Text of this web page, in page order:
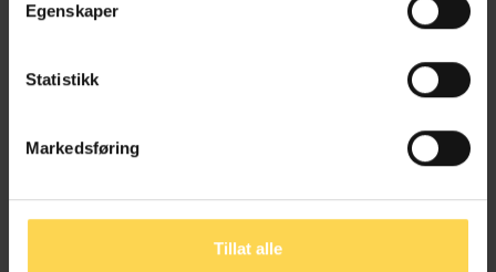
Egenskaper
Statistikk
Markedsføring
Tillat alle